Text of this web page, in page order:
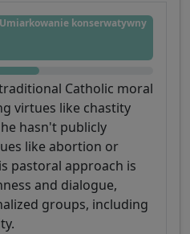
Umiarkowanie konserwatywny
Catholic moral
virtues like chastity
hasn't publicly
like abortion or
pastoral approach is
and dialogue,
groups, including